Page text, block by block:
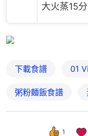
大火蒸15
下載食譜 01
粥粉麵飯食譜
1